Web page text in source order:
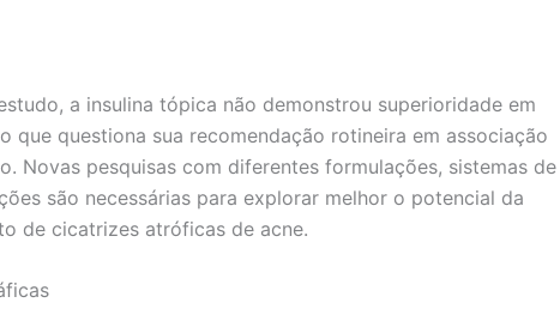
a insulina tópica não demonstrou superioridade em
que questiona sua recomendação rotineira em associação
Novas pesquisas com diferentes formulações, sistemas de
são necessárias para explorar melhor o potencial da
de cicatrizes atróficas de acne.